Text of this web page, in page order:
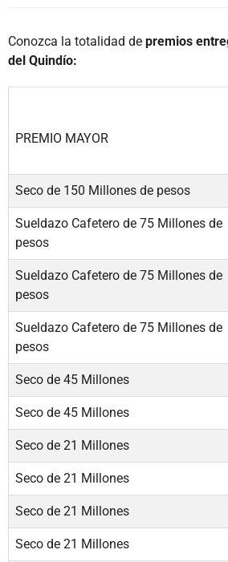
Conozca la totalidad de premios
del Quindío:
PREMIO MAYOR
Seco de 150 Millones de pesos
Sueldazo Cafetero de 75 Millones de
pesos
Sueldazo Cafetero de 75 Millones de
pesos
Sueldazo Cafetero de 75 Millones de
pesos
Seco de 45 Millones
Seco de 45 Millones
Seco de 21 Millones
Seco de 21 Millones
Seco de 21 Millones
Seco de 21 Millones